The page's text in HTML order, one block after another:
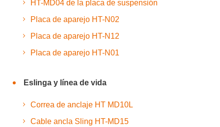
HT-MD04 de la placa de suspensión
Placa de aparejo HT-N02
Placa de aparejo HT-N12
Placa de aparejo HT-N01
Eslinga y línea de vida
Correa de anclaje HT MD10L
Cable ancla Sling HT-MD15